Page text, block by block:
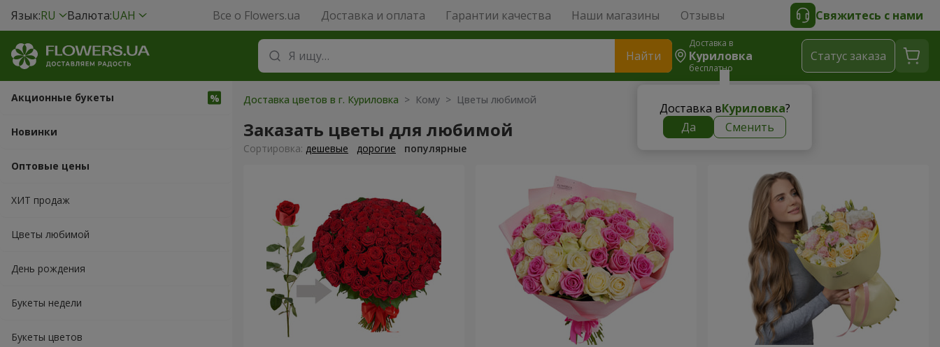
Язык:RU Валюта:UAH Все о Flowers.ua Доставка и оплата Гарантии качества Наши магазины Отзывы Свяжитесь с нами
Найти
Доставка в
Куриловка
бесплатно
Доставка вКуриловка?
Да
Сменить
Cтатус заказа
Акционные букеты
Новинки
Оптовые цены
ХИТ продаж
Цветы любимой
День рождения
Букеты недели
Букеты цветов
Доставка цветов в г. Куриловка > Кому > Цветы любимой
Заказать цветы для любимой
Cортировка: дешевые дорогие популярные